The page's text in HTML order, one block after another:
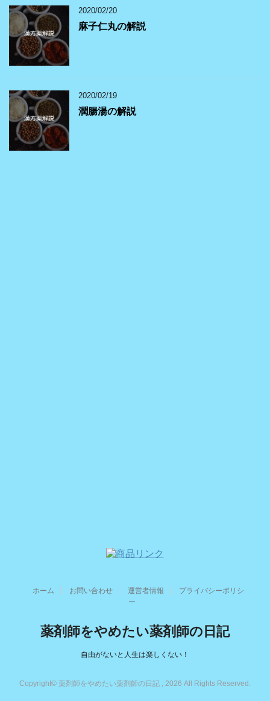
2020/02/20
麻子仁丸の解説
2020/02/19
潤腸湯の解説
ホーム お問い合わせ 運営者情報
プライバシーポリシ
ー
薬剤師をやめたい薬剤師の日記
自由がないと人生は楽しくない！
Copyright© 薬剤師をやめたい薬剤師の日記 , 2026 All Rights Reserved.